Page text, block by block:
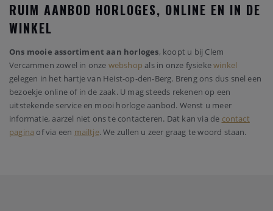
RUIM AANBOD HORLOGES, ONLINE EN IN DE
WINKEL
Ons mooie assortiment aan horloges, koopt u bij Clem
Vercammen zowel in onze webshop als in onze fysiekewinkel
gelegen in het hartje van Heist-op-den-Berg. Breng ons dus snel een
bezoekje online of in de zaak. U mag steeds rekenen op een
uitstekende service en mooi horloge aanbod. Wenst u meer
informatie, aarzel niet ons te contacteren. Dat kan via de contact
pagina of via een mailtje. We zullen u zeer graag te woord staan.